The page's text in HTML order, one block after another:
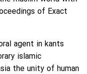
of Exact
islamic
the unity of human